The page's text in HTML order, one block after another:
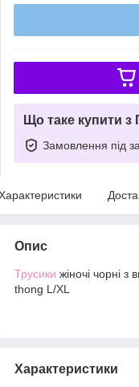
Що таке купити з
Замовлення під
Опис
Трусики жіночі чорні
thong L/XL
Характеристики